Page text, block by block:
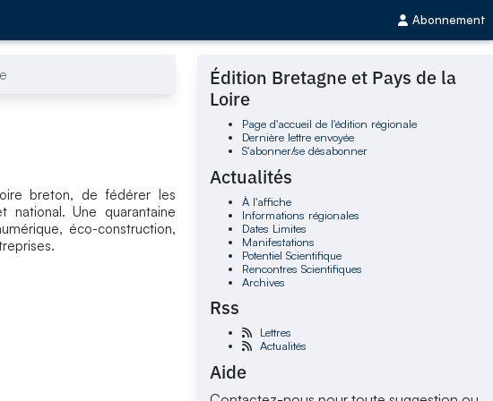
Abonnement
breton, de fédérer les
national. Une quarantaine
éco-construction,
Édition Bretagne et Pays de la
Loire
Page d'accueil de l'édition régionale
Dernière lettre envoyée
S'abonner/se désabonner
Actualités
À l'affiche
Informations régionales
Dates Limites
Manifestations
Potentiel Scientifique
Rencontres Scientifiques
Archives
Rss
Lettres
Actualités
Aide